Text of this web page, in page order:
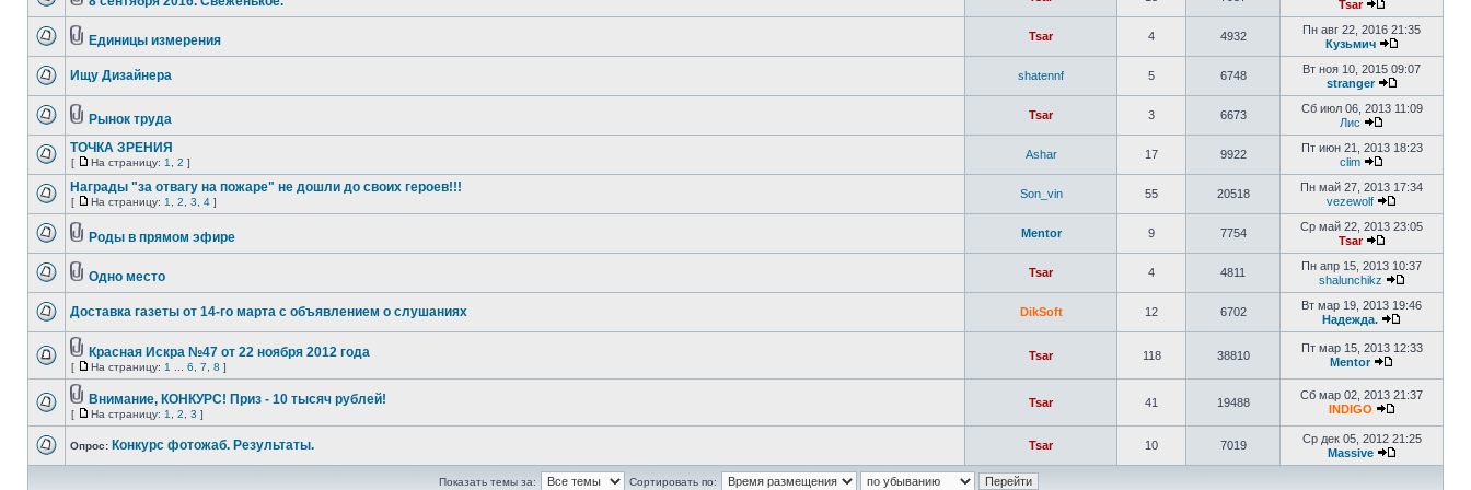
Tsar
Единицы измерения Tsar 4 4932
Пн авг 22, 2016 21:35
Кузьмич
Ищу Дизайнера shatennf 5 6748
Вт ноя 10, 2015 09:07
stranger
Рынок труда Tsar 3 6673
Сб июл 06, 2013 11:09
Лис
ТОЧКА ЗРЕНИЯ
[ На страницу: 1 2 ]
Ashar 17 9922
Пт июн 21, 2013 18:23
clim
Награды "за отвагу на пожаре" не дошли до своих героев!!!
[ На страницу: 1 2 3 4 ]
Son_vin 55 20518
Пн май 27, 2013 17:34
vezewolf
Роды в прямом эфире Mentor 9 7754
Ср май 22, 2013 23:05
Tsar
Одно место Tsar 4 4811
Пн апр 15, 2013 10:37
shalunchikz
Доставка газеты от 14-го марта с объявлением о слушаниях DikSoft 12 6702
Вт мар 19, 2013 19:46
Надежда.
Красная Искра №47 от 22 ноября 2012 года
[ На страницу: 1 6 7 8 ]
Tsar 118 38810
Пт мар 15, 2013 12:33
Mentor
Внимание, КОНКУРС! Приз - 10 тысяч рублей!
[ На страницу: 1 2 3 ]
Tsar 41 19488
Сб мар 02, 2013 21:37
INDIGO
Опрос: Конкурс фотожаб. Результаты. Tsar 10 7019
Ср дек 05, 2012 21:25
Massive
Показать темы за: Сортировать по: